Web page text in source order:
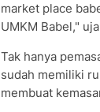
market place
UMKM Babel,"
Tak hanya
sudah memiliki
membuat